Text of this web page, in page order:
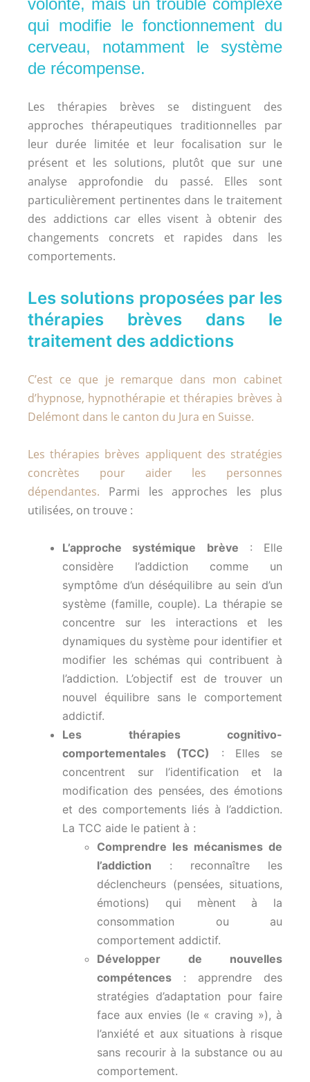
volonté, mais un trouble complexe
qui modifie le fonctionnement du
cerveau, notamment le système
de récompense.
Les thérapies brèves se distinguent des
approches thérapeutiques traditionnelles par
leur durée limitée et leur focalisation sur le
présent et les solutions, plutôt que sur une
analyse approfondie du passé. Elles sont
particulièrement pertinentes dans le traitement
des addictions car elles visent à obtenir des
changements concrets et rapides dans les
comportements.
Les solutions proposées par les
thérapies brèves dans le
traitement des addictions
C’est ce que je remarque dans mon cabinet
d’hypnose, hypnothérapie et thérapies brèves à
Delémont dans le canton du Jura en Suisse.
Les thérapies brèves appliquent des stratégies
concrètes pour aider les personnes
dépendantes. Parmi les approches les plus
utilisées, on trouve :
L’approche systémique brève : Elle
considère l’addiction comme un
symptôme d’un déséquilibre au sein d’un
système (famille, couple). La thérapie se
concentre sur les interactions et les
dynamiques du système pour identifier et
modifier les schémas qui contribuent à
l’addiction. L’objectif est de trouver un
nouvel équilibre sans le comportement
addictif.
Les thérapies cognitivo-
comportementales (TCC)
: Elles se
concentrent sur l’identification et la
modification des pensées, des émotions
et des comportements liés à l’addiction.
La TCC aide le patient à :
Comprendre les mécanismes de
l’addiction : reconnaître les
déclencheurs (pensées, situations,
émotions) qui mènent à la
consommation ou au
comportement addictif.
Développer de nouvelles
compétences : apprendre des
stratégies d’adaptation pour faire
face aux envies (le « craving »), à
l’anxiété et aux situations à risque
sans recourir à la substance ou au
comportement.